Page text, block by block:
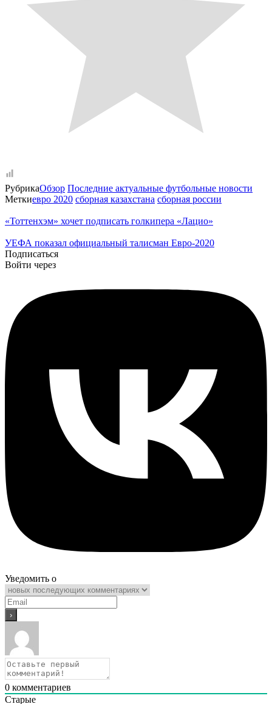
РубрикаОбзор Последние актуальные футбольные новости
Меткиевро 2020 сборная казахстана сборная россии
«Тоттенхэм» хочет подписать голкипера «Лацио»
УЕФА показал официальный талисман Евро-2020
Подписаться
Войти через
Уведомить о
0 комментариев
Старые